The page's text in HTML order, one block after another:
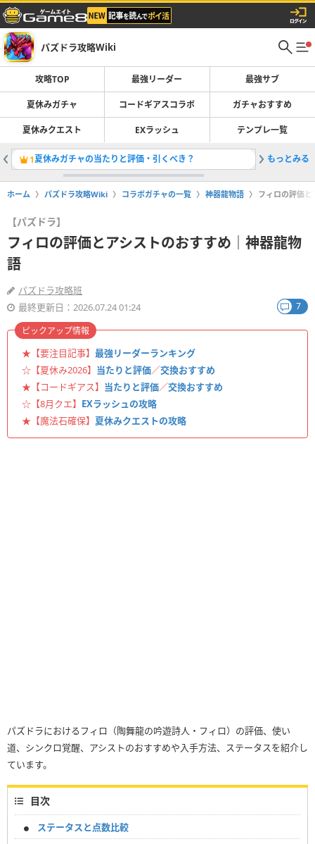
パズドラ攻略Wiki
攻略TOP 最強リーダー 最強サブ
夏休みガチャ コードギアスコラボ ガチャおすすめ
夏休みクエスト EXラッシュ テンプレ一覧
1夏休みガチャの当たりと評価・引くべき？ 2最強リ
もっとみる
ホーム パズドラ攻略Wiki コラボガチャの一覧 神器龍物語 フィロの評価
【パズドラ】
フィロの評価とアシストのおすすめ｜神器龍物
語
パズドラ攻略班
最終更新日：2026.07.24 01:24
7
★【要注目記事】 最強リーダーランキング
☆【夏休み2026】 当たりと評価／交換おすすめ
★【コードギアス】 当たりと評価／交換おすすめ
☆【8月クエ】 EXラッシュの攻略
★【魔法石確保】 夏休みクエストの攻略
ピックアップ情報
パズドラにおけるフィロ（陶舞龍の吟遊詩人・フィロ）の評価、使い
道、シンクロ覚醒、アシストのおすすめや入手方法、ステータスを紹介し
ています。
目次
ステータスと点数比較